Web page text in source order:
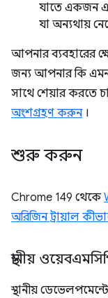
যাতে একজন
যা অন্যথায়
আপনার ব্যবহারের
জন্য আপনার কি
সাথে শেয়ার করতে
অংশগ্রহণ করুন।
শুরু করুন
Chrome 149 থেকে
অরিজিন ট্রায়াল
স্থানীয়
স্থানীয়